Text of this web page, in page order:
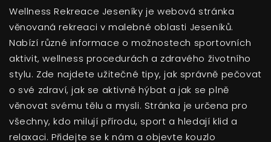
Wellness Rekreace Jeseníky je webová stránka
věnovaná rekreaci v malebné oblasti Jeseníků.
Nabízí různé informace o možnostech sportovních
aktivit, wellness procedurách a zdravého životního
stylu. Zde najdete užitečné tipy, jak správně pečovat
o své zdraví, jak se aktivně hýbat a jak se plně
věnovat svému tělu a mysli. Stránka je určena pro
všechny, kdo milují přírodu, sport a hledají klid a
relaxaci. Přidejte se k nám a objevte kouzlo